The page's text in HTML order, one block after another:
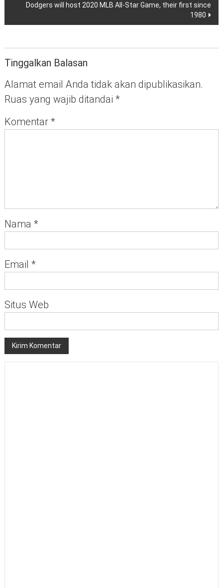
Dodgers will host 2020 MLB All-Star Game, their first since
1980
Tinggalkan Balasan
Alamat email Anda tidak akan dipublikasikan.
Ruas yang wajib ditandai *
Komentar *
Nama *
Email *
Situs Web